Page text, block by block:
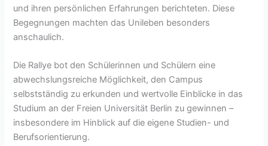
und ihren persönlichen Erfahrungen berichteten. Diese
Begegnungen machten das Unileben besonders
anschaulich.
Die Rallye bot den Schülerinnen und Schülern eine
abwechslungsreiche Möglichkeit, den Campus
selbstständig zu erkunden und wertvolle Einblicke in das
Studium an der Freien Universität Berlin zu gewinnen –
insbesondere im Hinblick auf die eigene Studien- und
Berufsorientierung.